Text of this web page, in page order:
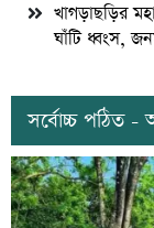
খাগড়াছড়ির
ঘাঁটি ধ্বংস,
সর্বোচ্চ পঠিত